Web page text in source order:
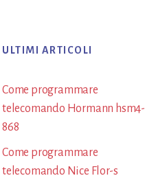
ULTIMI ARTICOLI
Come programmare
telecomando Hormann​ hsm4-
868​
Come programmare
telecomando Nice Flor-s​